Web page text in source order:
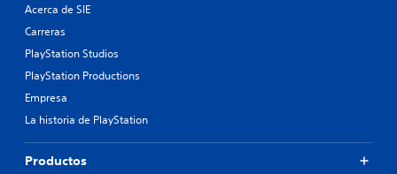
Acerca de SIE
Carreras
PlayStation Studios
PlayStation Productions
Empresa
La historia de PlayStation
Productos